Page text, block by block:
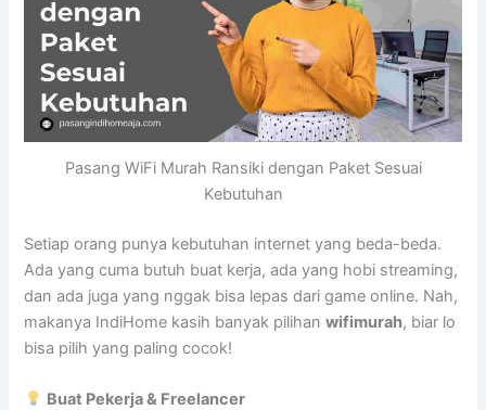
Pasang WiFi Murah Ransiki dengan Paket Sesuai
Kebutuhan
Setiap orang punya kebutuhan internet yang beda-beda.
Ada yang cuma butuh buat kerja, ada yang hobi streaming,
dan ada juga yang nggak bisa lepas dari game online. Nah,
makanya IndiHome kasih banyak pilihanwifimurah, biar lo
bisa pilih yang paling cocok!
Buat Pekerja & Freelancer